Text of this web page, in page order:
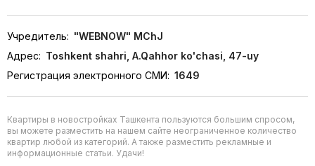
Учредитель: "WEBNOW" MChJ
Адрес: Toshkent shahri, A.Qahhor ko'chasi, 47-uy
Регистрация электронного СМИ: 1649
Квартиры в новостройках Ташкента пользуются большим спросом,
вы можете разместить на нашем сайте неограниченное количество
квартир любой из категорий. А также разместить рекламные и
информационные статьи. Удачи!